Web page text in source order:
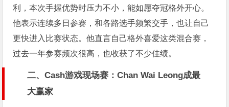
利，本次手握优势时压力不小，能如愿夺冠格外开心。
他表示连续多日参赛，和各路选手频繁交手，也让自己
更快进入比赛状态。他直言自己格外喜爱这类混合赛，
过去一年参赛频次很高，也收获了不少佳绩。
二、Cash游戏现场赛：Chan Wai Leong成最
大赢家